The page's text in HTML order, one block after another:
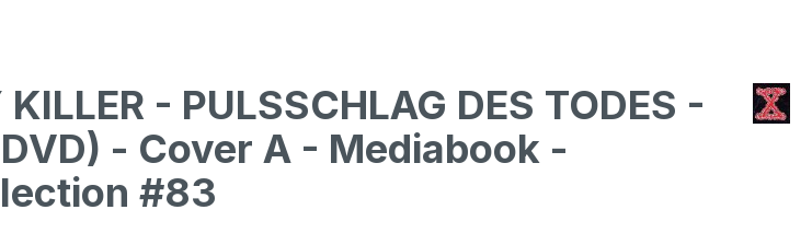
- PULSSCHLAG DES TODES -
- Cover A - Mediabook -
#83